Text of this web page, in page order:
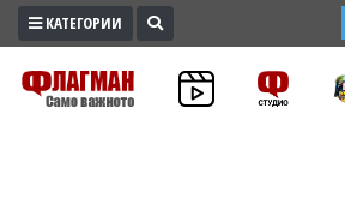
ПРОМО
ЗОНА
КАТЕГОРИИ